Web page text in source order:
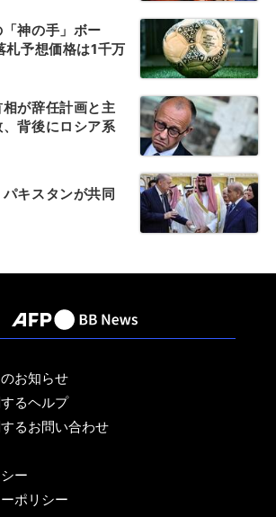
神の手」ボー
札予想価格は1千万
相が辞任計画と主
背後にロシア系
キスタンが共同
お知らせ
るヘルプ
るお問い合わせ
ー
ポリシー